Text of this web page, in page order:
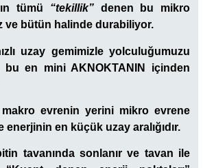
tümü “tekillik” denen bu mikro
ve bütün halinde durabiliyor.
uzay gemimizle yolculuğumuzu
bu en mini AKNOKTANIN içinden
evrenin yerini mikro evrene
enerjinin en küçük uzay aralığıdır.
tavanında sonlanır ve tavan ile